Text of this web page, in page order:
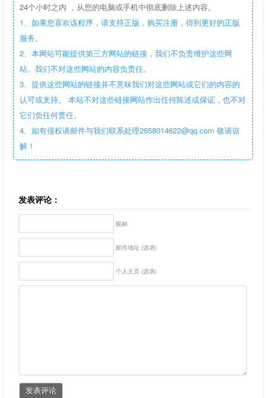
24个小时之内 ，从您的电脑或手机中彻底删除上述内容。
1、如果您喜欢该程序，请支持正版，购买注册，得到更好的正版
服务。
2、本网站可能提供第三方网站的链接，我们不负责维护这些网
站。我们不对这些网站的内容负责任。
3、提供这些网站的链接并不意味我们对这些网站或它们的内容的
认可或支持。 本站不对这些链接网站作出任何陈述或保证，也不对
它们负任何责任。
4、如有侵权请邮件与我们联系处理2658014622@qq.com 敬请谅
解！
发表评论：
昵称
邮件地址 (选填)
个人主页 (选填)